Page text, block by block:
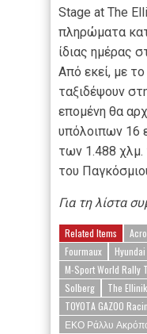
Stage at The
πληρώματα
ίδιας ημέρας
Από εκεί, με
ταξιδέψουν
επομένη θα
υπόλοιπων 16
των 1.488 χλμ.
του
Για τη λίστα
Related Items
Fourmaux
M-Sport World Rally
Solberg
The
TOYOTA GAZOO
ΕΚΟ Ράλλυ